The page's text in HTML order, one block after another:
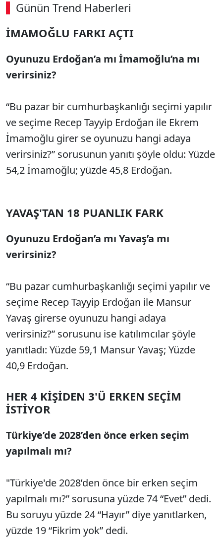
Günün Trend Haberleri
İMAMOĞLU FARKI AÇTI
Oyunuzu Erdoğan’a mı İmamoğlu’na mı
verirsiniz?
“Bu pazar bir cumhurbaşkanlığı seçimi yapılır
ve seçime Recep Tayyip Erdoğan ile Ekrem
İmamoğlu girer se oyunuzu hangi adaya
verirsiniz?” sorusunun yanıtı şöyle oldu: Yüzde
54,2 İmamoğlu; yüzde 45,8 Erdoğan.
YAVAŞ'TAN 18 PUANLIK FARK
Oyunuzu Erdoğan’a mı Yavaş’a mı
verirsiniz?
“Bu pazar cumhurbaşkanlığı seçimi yapılır ve
seçime Recep Tayyip Erdoğan ile Mansur
Yavaş girerse oyunuzu hangi adaya
verirsiniz?” sorusunu ise katılımcılar şöyle
yanıtladı: Yüzde 59,1 Mansur Yavaş; Yüzde
40,9 Erdoğan.
HER 4 KİŞİDEN 3'Ü ERKEN SEÇİM
İSTİYOR
Türkiye’de 2028’den önce erken seçim
yapılmalı mı?
"Türkiye'de 2028’den önce bir erken seçim
yapılmalı mı?” sorusuna yüzde 74 “Evet” dedi.
Bu soruyu yüzde 24 “Hayır” diye yanıtlarken,
yüzde 19 “Fikrim yok” dedi.